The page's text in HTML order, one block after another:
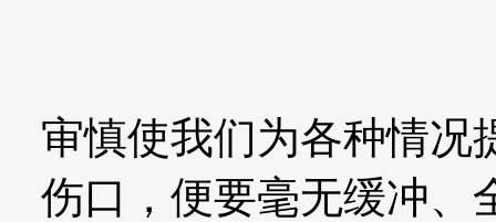
审慎使我们为各种情况
伤口，便要毫无缓冲、